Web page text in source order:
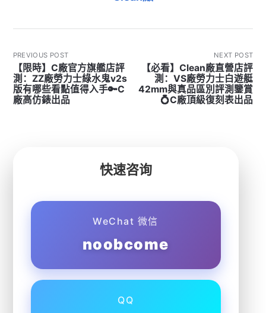
PREVIOUS POST
【限時】C廠官方旗艦店評
測：ZZ廠勞力士綠水鬼v2s
版有哪些看點值得入手🔑C
廠高仿錶出品
NEXT POST
【必看】Clean廠直營店評
測：VS廠勞力士白遊艇
42mm與真品區別評測鑒賞
💍C廠頂級復刻表出品
快速咨询
WeChat 微信
noobcome
QQ